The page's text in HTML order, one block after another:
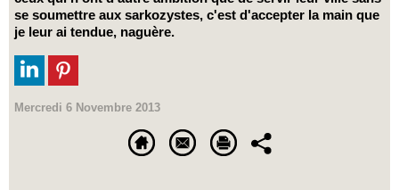
se soumettre aux sarkozystes, c'est d'accepter la main que
je leur ai tendue, naguère.
Mercredi 6 Novembre 2013